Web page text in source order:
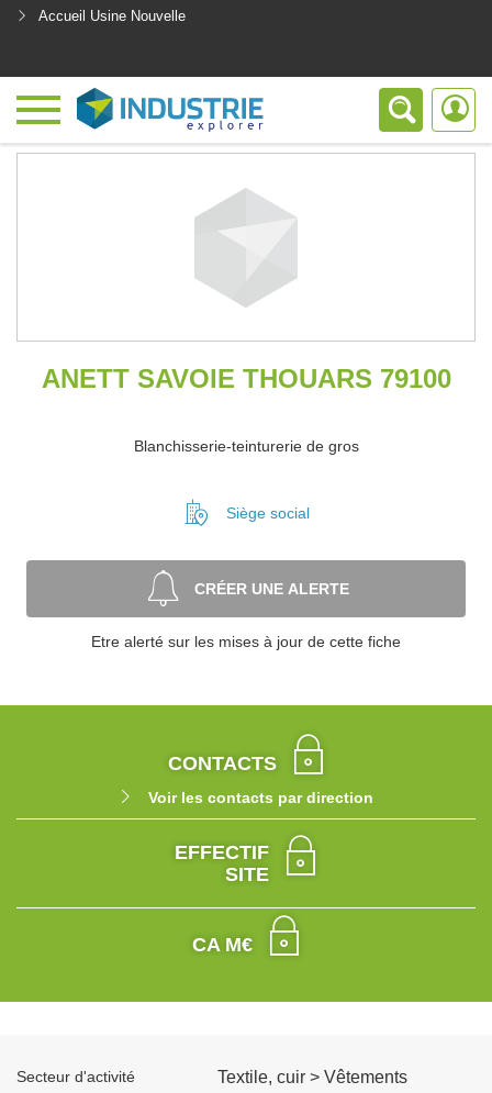
Accueil Usine Nouvelle
ANETT SAVOIE THOUARS 79100
Blanchisserie-teinturerie de gros
Siège social
CRÉER UNE ALERTE
Etre alerté sur les mises à jour de cette fiche
CONTACTS
Voir les contacts par direction
EFFECTIF
SITE
CA M€
Secteur d'activité Textile, cuir > Vêtements